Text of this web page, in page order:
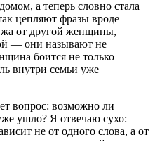
а теперь словно стала
цепляют фразы вроде
от другой женщины,
— они называют не
боится не только
внутри семьи уже
вопрос: возможно ли
ушло? Я отвечаю сухо:
не от одного слова, а от